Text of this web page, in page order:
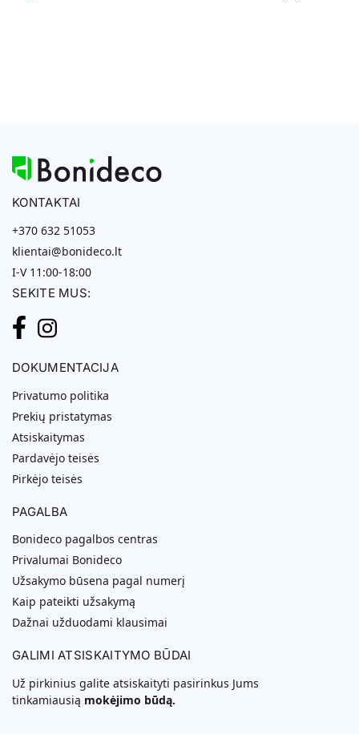
KONTAKTAI
+370 632 51053
klientai@bonideco.lt
I-V 11:00-18:00
SEKITE MUS:
DOKUMENTACIJA
Privatumo politika
Prekių pristatymas
Atsiskaitymas
Pardavėjo teisės
Pirkėjo teisės
PAGALBA
Bonideco pagalbos centras
Privalumai Bonideco
Užsakymo būsena pagal numerį
Kaip pateikti užsakymą
Dažnai užduodami klausimai
GALIMI ATSISKAITYMO BŪDAI
Už pirkinius galite atsiskaityti pasirinkus Jums
tinkamiausią mokėjimo būdą.